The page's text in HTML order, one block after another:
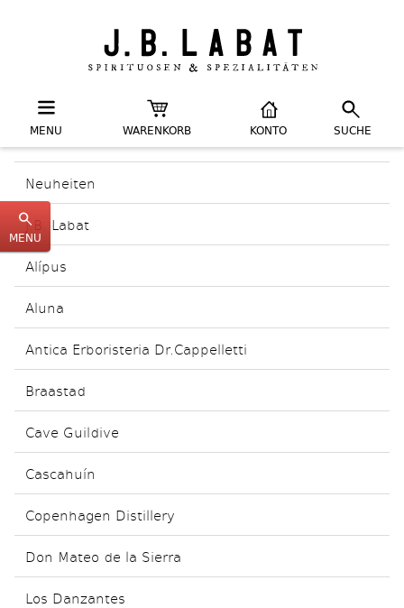
MENU WARENKORB KONTO SUCHE
Neuheiten
J.B. Labat
Alípus
Aluna
Antica Erboristeria Dr.Cappelletti
Braastad
Cave Guildive
Cascahuín
Copenhagen Distillery
Don Mateo de la Sierra
Los Danzantes
MENU